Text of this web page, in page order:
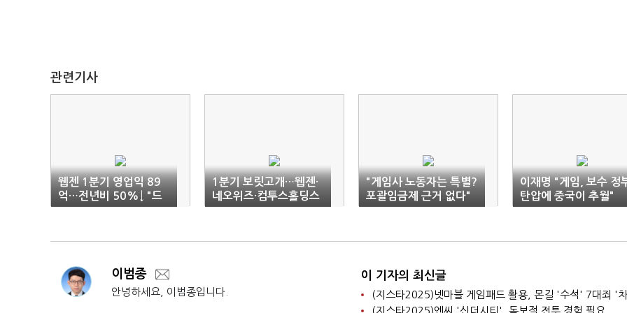
관련기사
웹젠 1분기 영업익 89
억…전년비 50%↓ "드
래곤소드로 반등"
1분기 보릿고개…웹젠·
네오위즈·컴투스홀딩스
나란히 부진
"게임사 노동자는 특별?
포괄임금제 근거 없다"
이재명 "게임, 보수 정
탄압에 중국이 추월"
이범종
안녕하세요, 이범종입니다.
이 기자의 최신글
(지스타2025)넷마블 게임패드 활용, 몬길 '수석' 7대죄 '
(지스타2025)엔씨 '신더시티', 독보적 전투 경험 필요